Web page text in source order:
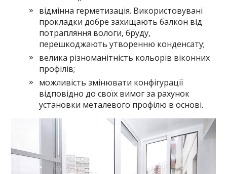
відмінна герметизація. Використовувані
прокладки добре захищають балкон від
потрапляння вологи, бруду,
перешкоджають утворенню конденсату;
велика різноманітність кольорів віконних
профілів;
можливість змінювати конфігурації
відповідно до своїх вимог за рахунок
установки металевого профілю в основі.